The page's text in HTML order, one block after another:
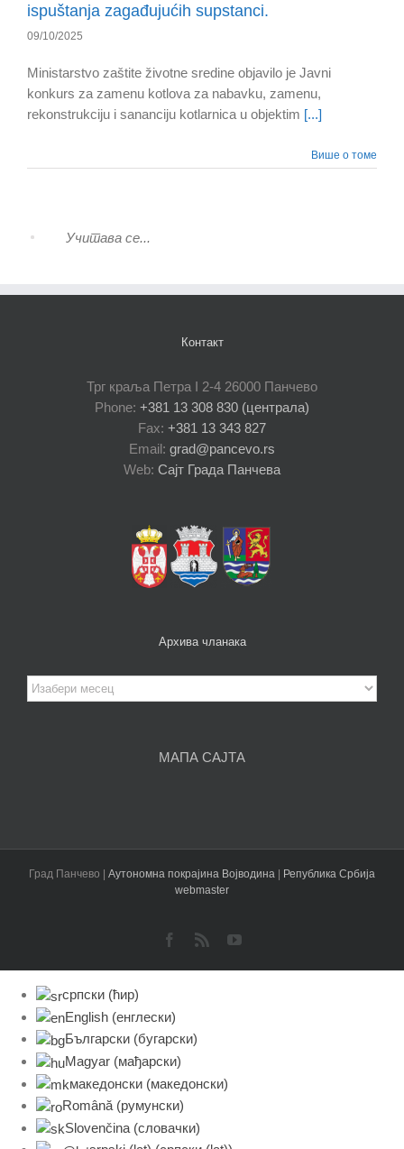
ispuštanja zagađujućih supstanci.
09/10/2025
Ministarstvo zaštite životne sredine objavilo je Javni
konkurs za zamenu kotlova za nabavku, zamenu,
rekonstrukciju i sananciju kotlarnica u objektim [...]
Више о томе
Учитава се...
Контакт
Трг краља Петра I 2-4 26000 Панчево
Phone: +381 13 308 830 (централа)
Fax: +381 13 343 827
Email: grad@pancevo.rs
Web: Сајт Града Панчева
Архива чланака
Архива
чланака
МАПА САЈТА
Град Панчево | Аутономна покрајина Војводина
Република Србија
webmaster
Facebook
Rss YouTube
српски (ћир)
English (енглески)
Български (бугарски)
Magyar (мађарски)
македонски (македонски)
Română (румунски)
Slovenčina (словачки)